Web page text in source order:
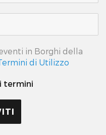
in Borghi della
di Utilizzo
termini